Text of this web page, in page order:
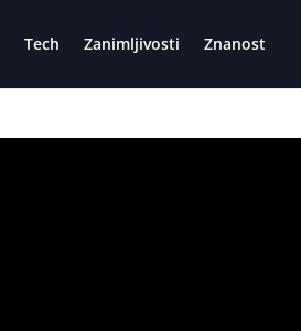
Tech Zanimljivosti Znanost